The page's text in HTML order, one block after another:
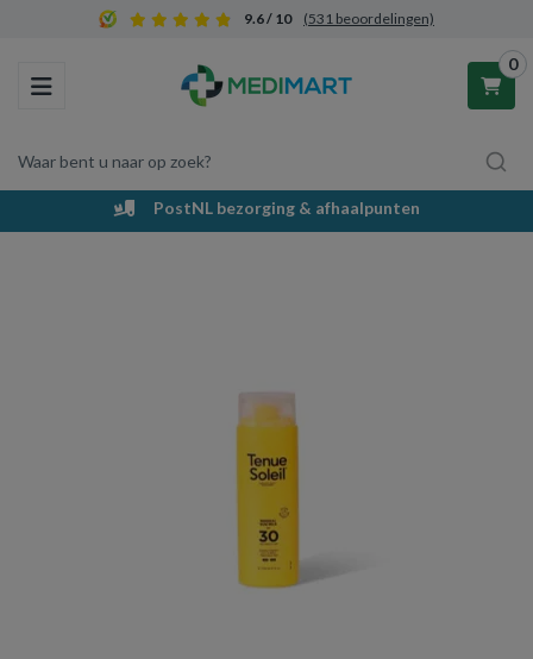
9.6 / 10 (531 beoordelingen)
Toggle navigation
Waar bent u naar op zoek?
0
Winkelwagen
PostNL bezorging & afhaalpunten